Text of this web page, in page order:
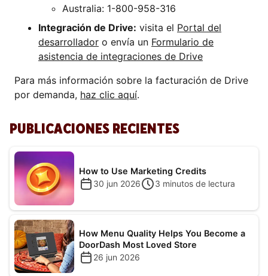
Australia: 1-800-958-316
Integración de Drive: visita el Portal del
desarrollador o envía un Formulario de
asistencia de integraciones de Drive
Para más información sobre la facturación de Drive
por demanda, haz clic aquí.
PUBLICACIONES RECIENTES
How to Use Marketing Credits
30 jun 2026
3 minutos de lectura
How Menu Quality Helps You Become a
DoorDash Most Loved Store
26 jun 2026